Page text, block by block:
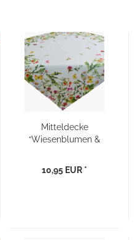
Mitteldecke
“Wiesenblumen &
10,95 EUR *